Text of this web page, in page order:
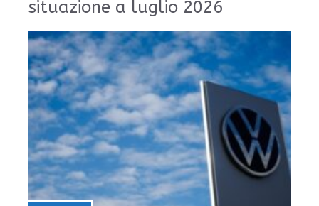
situazione a luglio 2026